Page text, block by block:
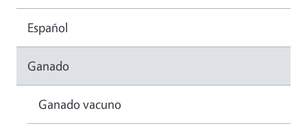
Español
Ganado
Ganado vacuno